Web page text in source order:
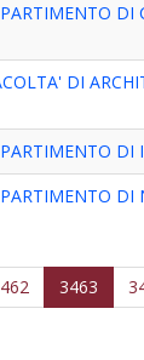
DI
DI
DI
DI
3463